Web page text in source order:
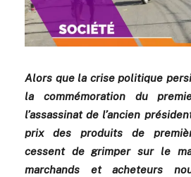
Alors que la crise politique
la commémoration du
l’assassinat de l’ancien
prix des produits de
cessent de grimper sur le
marchands et acheteurs